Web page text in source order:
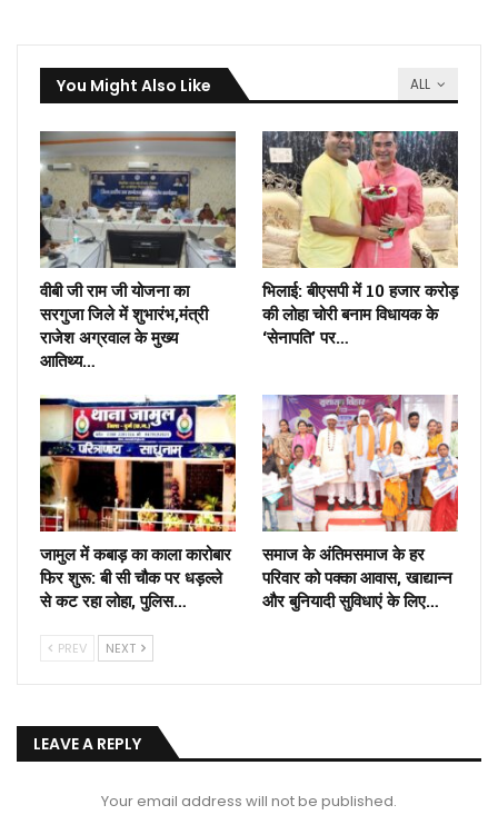
ALL
You Might Also Like
वीबी जी राम जी योजना का
सरगुजा जिले में शुभारंभ,मंत्री
राजेश अग्रवाल के मुख्य
आतिथ्य…
भिलाई: बीएसपी में 10 हजार करोड़
की लोहा चोरी बनाम विधायक के
‘सेनापति’ पर…
जामुल में कबाड़ का काला कारोबार
फिर शुरू: बी सी चौक पर धड़ल्ले
से कट रहा लोहा, पुलिस…
समाज के अंतिमसमाज के हर
परिवार को पक्का आवास, खाद्यान्न
और बुनियादी सुविधाएं के लिए…
PREV NEXT
LEAVE A REPLY
Your email address will not be published.